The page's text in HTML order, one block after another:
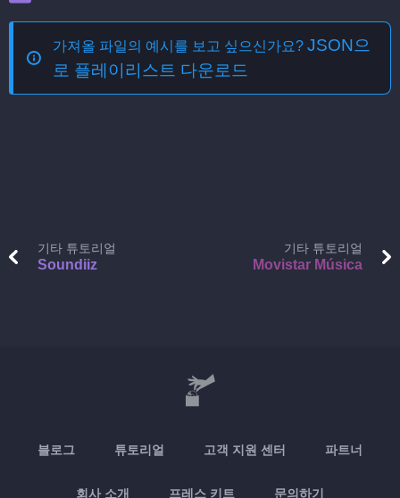
가져올 파일의 예시를 보고 싶으신가요? JSON으
로 플레이리스트 다운로드
기타 튜토리얼
Soundiiz
기타 튜토리얼
Movistar Música
블로그 튜토리얼 고객 지원 센터 파트너
회사 소개 프레스 키트 문의하기